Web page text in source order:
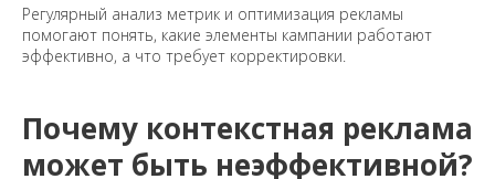
Регулярный анализ метрик и оптимизация рекламы
помогают понять, какие элементы кампании работают
эффективно, а что требует корректировки.
Почему контекстная реклама
может быть неэффективной?